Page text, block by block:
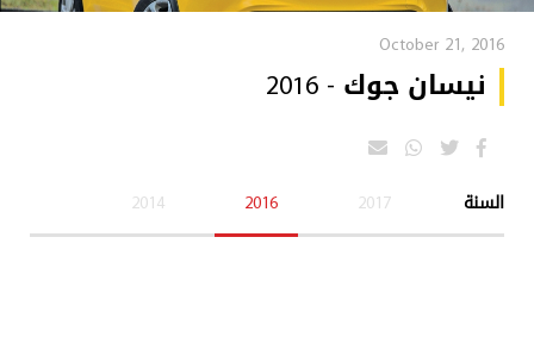
October 21, 2016
نيسان جوك - 2016
السنة 2017
2016
2014